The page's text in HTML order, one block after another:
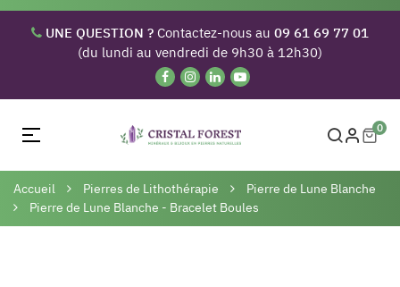
UNE QUESTION ? Contactez-nous au 09 61 69 77 01
(du lundi au vendredi de 9h30 à 12h30)
Basculer
navigation
☰ 0
Accueil Pierres de Lithothérapie
Pierre de Lune Blanche
Pierre de Lune Blanche - Bracelet Boules